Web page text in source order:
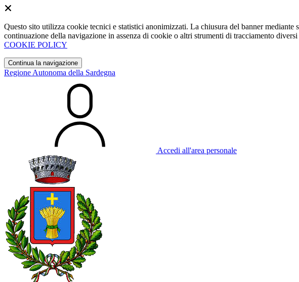
Questo sito utilizza cookie tecnici e statistici anonimizzati. La chiusura del banner
continuazione della navigazione in assenza di cookie o altri strumenti di tracciamento
COOKIE POLICY
Continua la navigazione
Regione Autonoma della Sardegna
Accedi all'area personale